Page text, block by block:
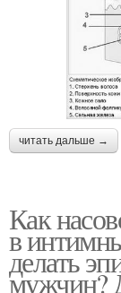
читать дальше →
Как
в
делать
мужчин?